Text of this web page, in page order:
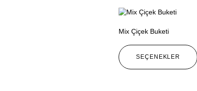
Mix Çiçek Buketi
SEÇENEKLER